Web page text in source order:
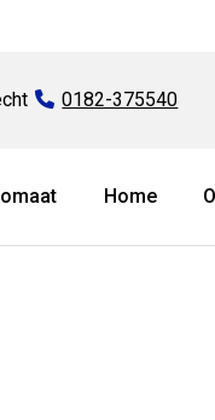
Tel:
0182-375540
Home